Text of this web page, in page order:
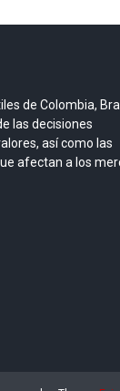
de Colombia,
las decisiones
así como las
afectan a los